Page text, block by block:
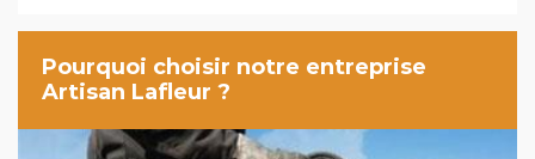
Pourquoi choisir notre entreprise
Artisan Lafleur ?